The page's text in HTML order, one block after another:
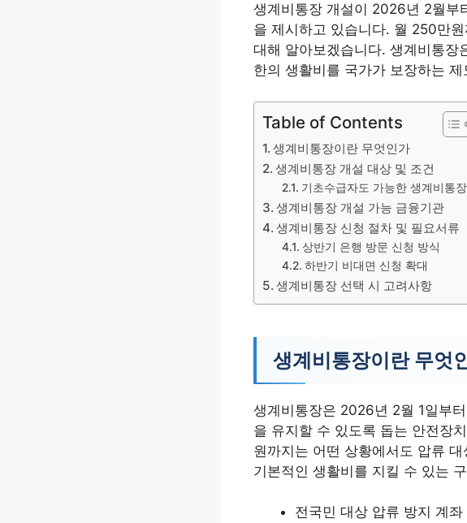
생계비통장 개설이 2026년 2월부
을 제시하고 있습니다. 월 250만
대해 알아보겠습니다. 생계비통장
한의 생활비를 국가가 보장하는 제
Table of Contents
생계비통장이란 무엇인가
생계비통장 개설 대상 및 조건
기초수급자도 가능한 생계비통장
생계비통장 개설 가능 금융기관
생계비통장 신청 절차 및 필요서류
상반기 은행 방문 신청 방식
하반기 비대면 신청 확대
생계비통장 선택 시 고려사항
생계비통장이란 무엇
생계비통장은 2026년 2월 1일부
을 유지할 수 있도록 돕는 안전장
원까지는 어떤 상황에서도 압류
기본적인 생활비를 지킬 수 있는
전국민 대상 압류 방지 계좌